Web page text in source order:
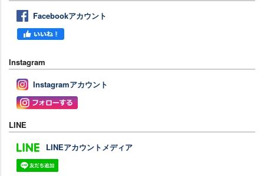
Facebookアカウント
Instagram
Instagramアカウント
LINE
LINEアカウントメディア